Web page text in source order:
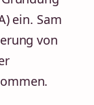
ein. Sam
von